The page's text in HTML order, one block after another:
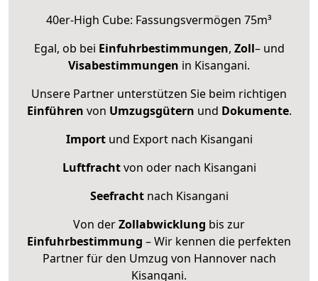
40er-High Cube: Fassungsvermögen 75m³
Egal, ob bei Einfuhrbestimmungen, Zoll– und
Visabestimmungen in Kisangani.
Unsere Partner unterstützen Sie beim richtigen
Einführen von Umzugsgütern und Dokumente.
Importund Export nach Kisangani
Luftfrachtvon oder nach Kisangani
Seefrachtnach Kisangani
Von derZollabwicklung bis zur
Einfuhrbestimmung – Wir kennen die perfekten
Partner für den Umzug von Hannover nach
Kisangani.